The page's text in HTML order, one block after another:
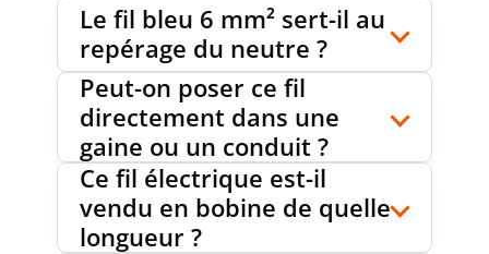
Le fil bleu 6 mm² sert-il au
repérage du neutre ?
Peut-on poser ce fil
directement dans une
gaine ou un conduit ?
Ce fil électrique est-il
vendu en bobine de quelle
longueur ?